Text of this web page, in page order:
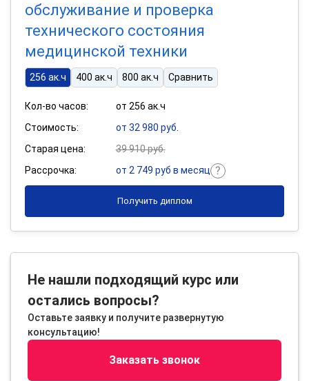
обслуживание и проверка
технического состояния
медицинской техники
256 ак.ч 400 ак.ч 800 ак.ч Сравнить
Кол-во часов:
от 256 ак.ч
Стоимость:
от 32 980 руб.
Старая цена:
39 910 руб.
Рассрочка:
от 2 749 руб в месяц
Получить диплом
Не нашли подходящий курс или
остались вопросы?
Оставьте заявку и получите развернутую
консультацию!
Заказать звонок